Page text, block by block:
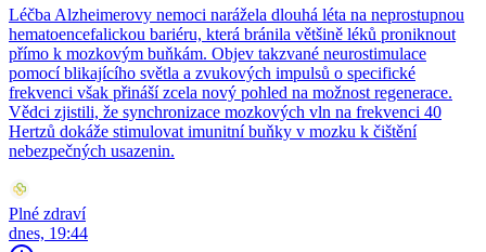
Léčba Alzheimerovy nemoci narážela dlouhá léta na neprostupnou
hematoencefalickou bariéru, která bránila většině léků proniknout
přímo k mozkovým buňkám. Objev takzvané neurostimulace
pomocí blikajícího světla a zvukových impulsů o specifické
frekvenci však přináší zcela nový pohled na možnost regenerace.
Vědci zjistili, že synchronizace mozkových vln na frekvenci 40
Hertzů dokáže stimulovat imunitní buňky v mozku k čištění
nebezpečných usazenin.
Plné zdraví
dnes, 19:44